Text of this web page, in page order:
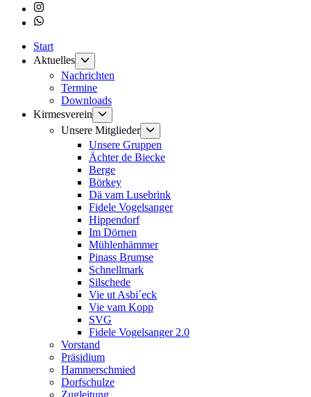
Instagram
Whatsapp
Start
Aktuelles
Untermenü
anzeigen
Nachrichten
Termine
Downloads
Kirmesverein
anzeigen
Unsere Mitglieder
anzeigen
Unsere Gruppen
Ächter de Biecke
Berge
Börkey
Dä vam Lusebrink
Fidele Vogelsanger
Hippendorf
Im Dörnen
Mühlenhämmer
Pinass Brumse
Schnellmark
Silschede
Vie ut Asbi´eck
Vie vam Kopp
SVG
Fidele Vogelsanger 2.0
Vorstand
Präsidium
Hammerschmied
Dorfschulze